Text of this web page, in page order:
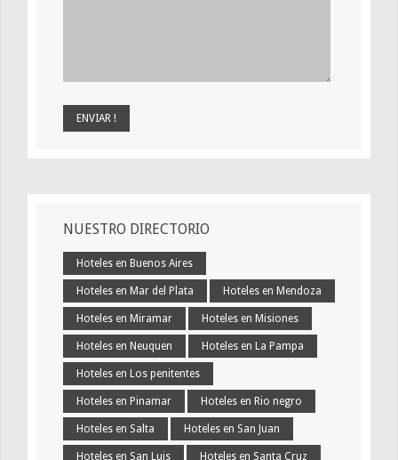
NUESTRO DIRECTORIO
Hoteles en Buenos Aires
Hoteles en Mar del Plata Hoteles en Mendoza
Hoteles en Miramar Hoteles en Misiones
Hoteles en Neuquen Hoteles en La Pampa
Hoteles en Los penitentes
Hoteles en Pinamar Hoteles en Rio negro
Hoteles en Salta Hoteles en San Juan
Hoteles en San Luis Hoteles en Santa Cruz